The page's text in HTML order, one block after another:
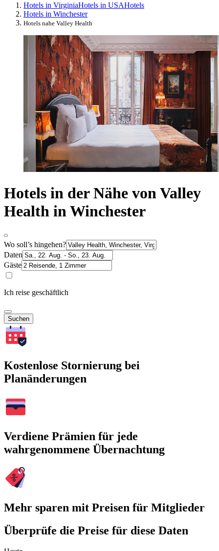
Hotels in VirginiaHotels in USAHotels
Hotels in Winchester
Hotels nahe Valley Health
Hotels in der Nähe von Valley
Health in Winchester
Wo soll’s hingehen?
Daten
Gäste
Ich reise geschäftlich
Suchen
Kostenlose Stornierung bei
Planänderungen
Verdiene Prämien für jede
wahrgenommene Übernachtung
Mehr sparen mit Preisen für Mitglieder
Überprüfe die Preise für diese Daten